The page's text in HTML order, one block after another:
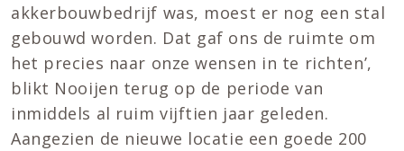
akkerbouwbedrijf was, moest er nog een stal
gebouwd worden. Dat gaf ons de ruimte om
het precies naar onze wensen in te richten’,
blikt Nooijen terug op de periode van
inmiddels al ruim vijftien jaar geleden.
Aangezien de nieuwe locatie een goede 200